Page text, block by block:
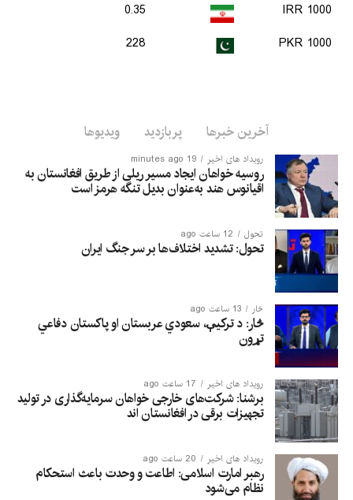
1000 IRR
0.35
1000 PKR
228
آخرین خبرها پربازدید ویدیوها
رویداد های اخیر 19 minutes ago
روسیه خواهان ایجاد مسیر ریلی از طریق افغانستان به
اقیانوس هند به‌عنوان بدیل تنگه هرمز است
تحول 12 ساعت ago
تحول: تشدید اختلاف‌ها بر سر جنگ ایران
څار 13 ساعت ago
څار: د ترکیې، سعودي عربستان او پاکستان دفاعي
تړون
رویداد های اخیر 17 ساعت ago
برشنا: شرکت‌های خارجی خواهان سرمایه‌گذاری در تولید
تجهیزات برقی در افغانستان‌ اند
رویداد های اخیر 20 ساعت ago
رهبر امارت اسلامی: اطاعت و وحدت باعث استحکام
نظام می‌شود